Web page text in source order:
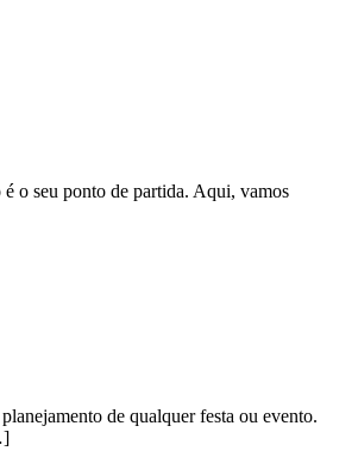
é o seu ponto de partida. Aqui, vamos
de qualquer festa ou evento.